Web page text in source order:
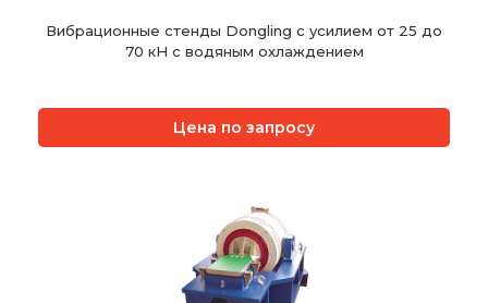
Вибрационные стенды Dongling с усилием от 25 до
70 кН с водяным охлаждением
Цена по запросу